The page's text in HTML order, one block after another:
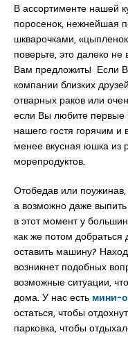
В ассортименте нашей
поросенок, нежнейшая
шкварочками,
поверьте, это далеко
Вам предложить! Если
компании близких
отварных раков или
если Вы любите первые
нашего гостя горячим
менее вкусная юшка из
морепродуктов.
Отобедав или поужинав,
а возможно даже
в этот момент у
как же потом добраться
оставить машину?
возникнет подобных
возможные ситуации,
дома. У нас есть мини-
остаться, чтобы
парковка, чтобы